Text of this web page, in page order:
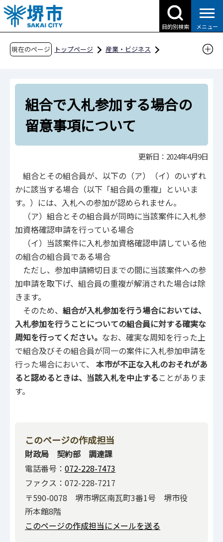
こ
の
ペ
目的別検索 メニュー
現在のページ トップページ
産業・ビジネス
物品調達、業務委託・役務の提供、賃借・売払
その他関連情報
組合で入札参加する場合の留意事項について
組合で入札参加する場合の
留意事項について
更新日：2024年4月9日
組合とその組合員が、以下の（ア）（イ）のいずれ
かに該当する場合（以下「組合員の重複」といいま
す。）には、入札への参加が認められません。
（ア）組合とその組合員が同時に当該案件に入札参
加資格確認申請を行っている場合
（イ）当該案件に入札参加資格確認申請している他
の組合の組合員である場合
ただし、参加申請締切日までの間に当該案件への参
加申請を取下げ、組合員の重複が解消された場合は除
きます。
そのため、 組合が入札参加を行う場合においては、
入札参加を行うことについての組合員に対する確実な
周知を行ってください。 なお、確実な周知を行った上
で組合及びその組合員が同一の案件に入札参加申請を
行った場合において、 本市が不正な入札のおそれがあ
ると認めるときは、当該入札を中止することがありま
す。
このページの作成担当
財政局 契約部 調達課
電話番号： 072-228-7473
ファクス：072-228-7217
〒590-0078 堺市堺区南瓦町3番1号 堺市役
所本館8階
このページの作成担当にメールを送る